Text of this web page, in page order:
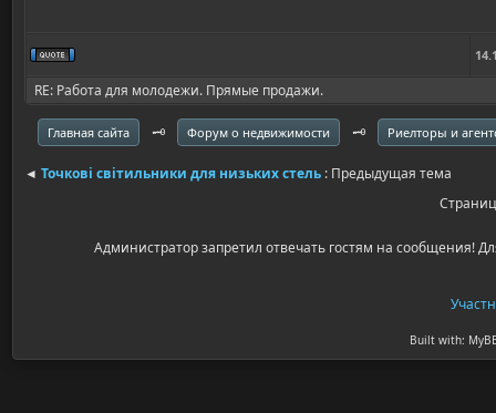
RE: Работа для молодежи. Прямые продажи.
Главная сайта 🗝️ Форум о недвижимости 🗝️ Риелторы и
◄Точкові світильники для низьких стель : Предыдущая тема
Администратор запретил отвечать гостям на сообщения!
Built with: